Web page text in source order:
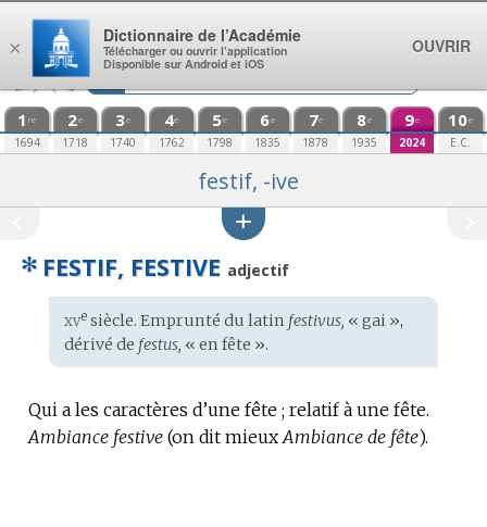
Aller au contenu
1 re
1694
2e
1718
3e
1740
4e
1762
5e
1798
6e
1835
7e
1878
8e
1935
9e
2024
10e
E.C.
festif, -ive
✻ FESTIF, FESTIVE adjectif
Étymologie
:
xvesiècle. Emprunté du latin festivus, « gai »,
dérivé de festus, « en fête ».
Qui a les caractères d’une fête ; relatif à une fête.
Ambiance festive (on dit mieux Ambiance de fête).
×
Dictionnaire de l’Académie
Télécharger ou ouvrir l’application
Disponible sur Android et iOS
OUVRIR